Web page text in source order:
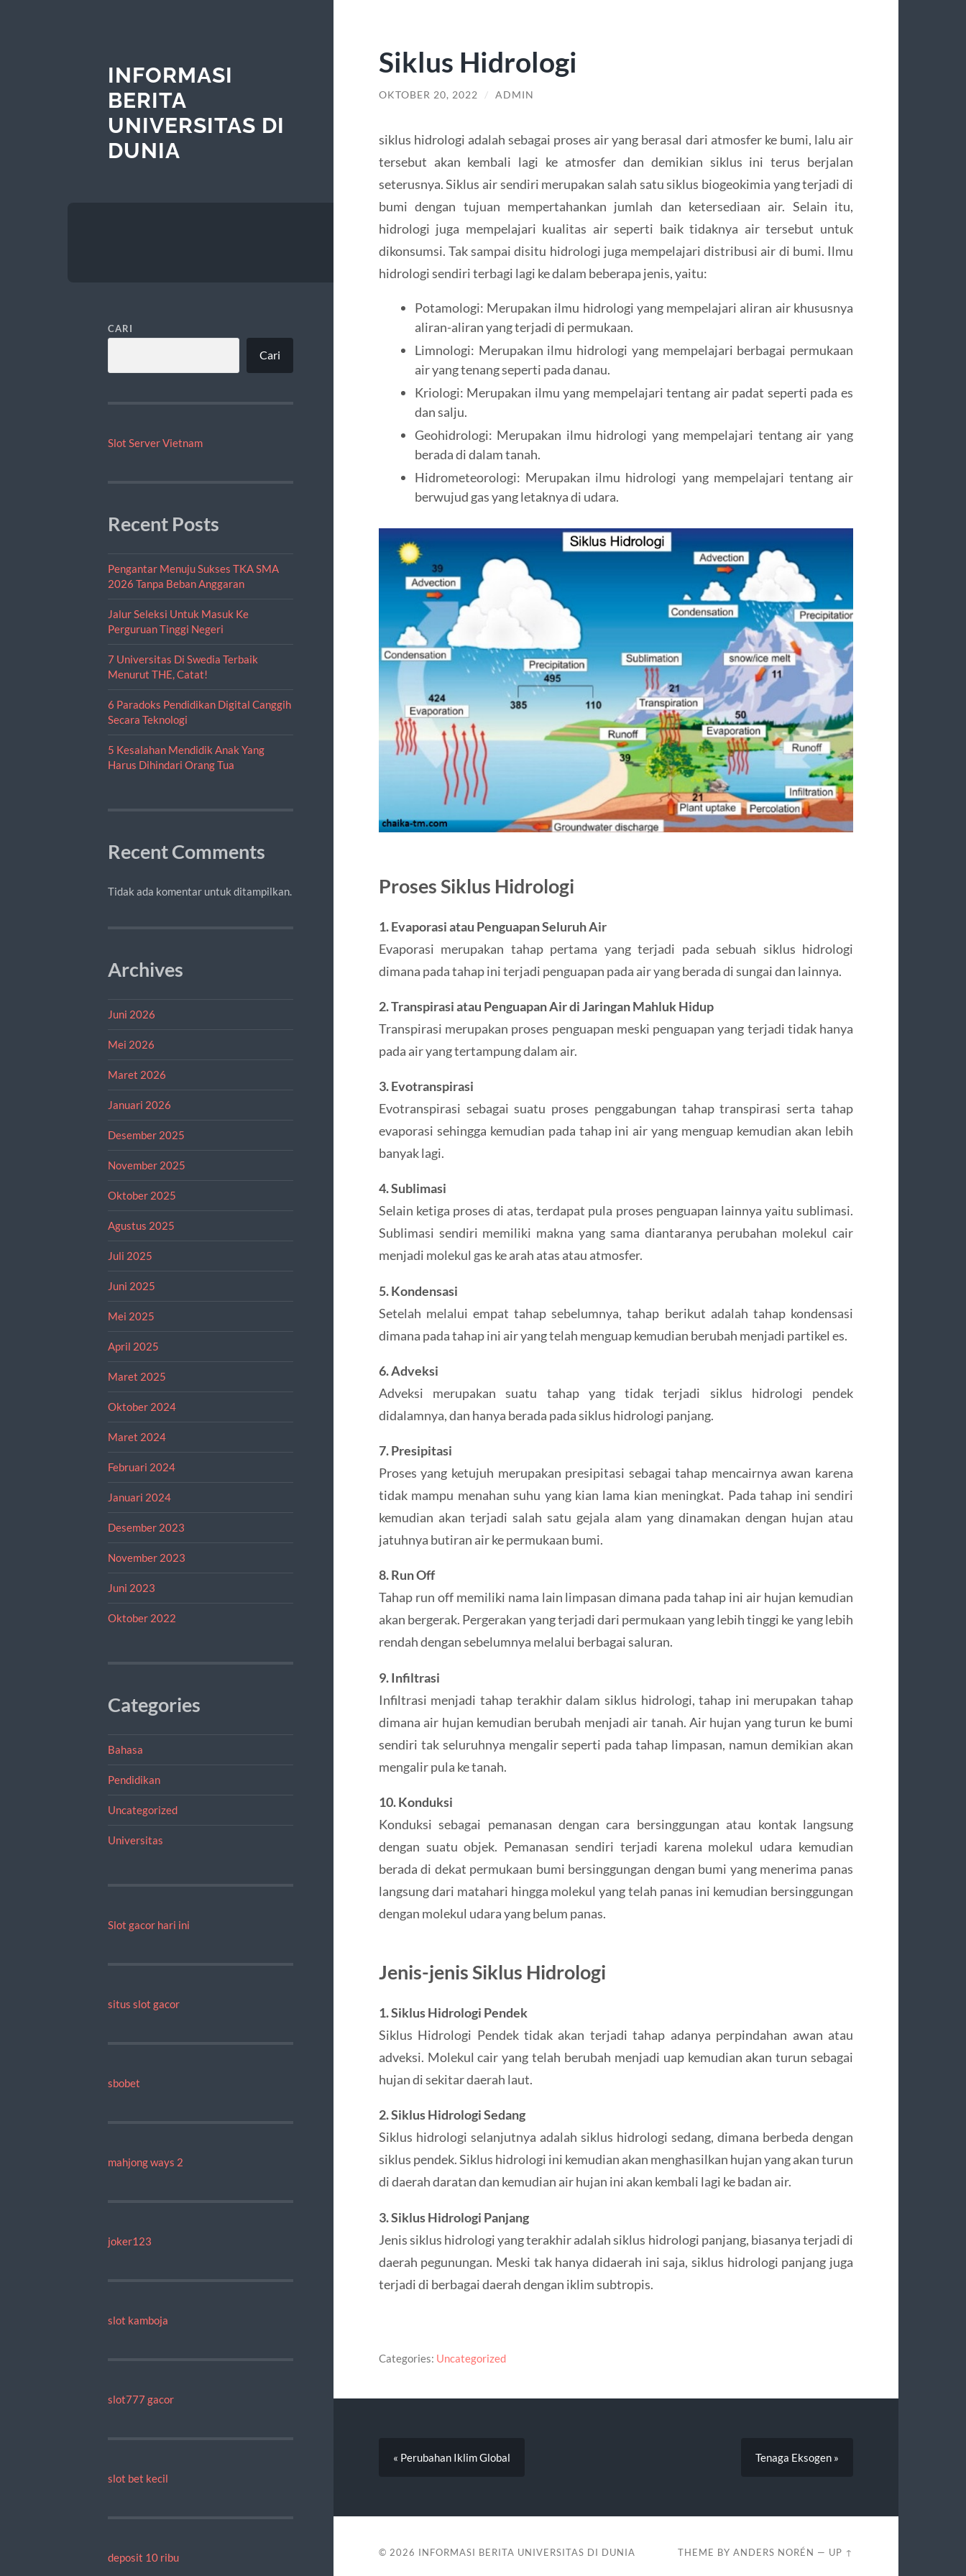
INFORMASI
BERITA
UNIVERSITAS DI
DUNIA
CARI
Cari
Slot Server Vietnam
Recent Posts
Pengantar Menuju Sukses TKA SMA
2026 Tanpa Beban Anggaran
Jalur Seleksi Untuk Masuk Ke
Perguruan Tinggi Negeri
7 Universitas Di Swedia Terbaik
Menurut THE, Catat!
6 Paradoks Pendidikan Digital Canggih
Secara Teknologi
5 Kesalahan Mendidik Anak Yang
Harus Dihindari Orang Tua
Recent Comments
Tidak ada komentar untuk ditampilkan.
Archives
Juni 2026
Mei 2026
Maret 2026
Januari 2026
Desember 2025
November 2025
Oktober 2025
Agustus 2025
Juli 2025
Juni 2025
Mei 2025
April 2025
Maret 2025
Oktober 2024
Maret 2024
Februari 2024
Januari 2024
Desember 2023
November 2023
Juni 2023
Oktober 2022
Categories
Bahasa
Pendidikan
Uncategorized
Universitas
Slot gacor hari ini
situs slot gacor
sbobet
mahjong ways 2
joker123
slot kamboja
slot777 gacor
slot bet kecil
deposit 10 ribu
Siklus Hidrologi
OKTOBER 20, 2022 / ADMIN
siklus hidrologi adalah sebagai proses air yang berasal dari atmosfer ke bumi, lalu air
tersebut akan kembali lagi ke atmosfer dan demikian siklus ini terus berjalan
seterusnya. Siklus air sendiri merupakan salah satu siklus biogeokimia yang terjadi di
bumi dengan tujuan mempertahankan jumlah dan ketersediaan air. Selain itu,
hidrologi juga mempelajari kualitas air seperti baik tidaknya air tersebut untuk
dikonsumsi. Tak sampai disitu hidrologi juga mempelajari distribusi air di bumi. Ilmu
hidrologi sendiri terbagi lagi ke dalam beberapa jenis, yaitu:
Potamologi: Merupakan ilmu hidrologi yang mempelajari aliran air khususnya
aliran-aliran yang terjadi di permukaan.
Limnologi: Merupakan ilmu hidrologi yang mempelajari berbagai permukaan
air yang tenang seperti pada danau.
Kriologi: Merupakan ilmu yang mempelajari tentang air padat seperti pada es
dan salju.
Geohidrologi: Merupakan ilmu hidrologi yang mempelajari tentang air yang
berada di dalam tanah.
Hidrometeorologi: Merupakan ilmu hidrologi yang mempelajari tentang air
berwujud gas yang letaknya di udara.
Proses Siklus Hidrologi
1. Evaporasi atau Penguapan Seluruh Air
Evaporasi merupakan tahap pertama yang terjadi pada sebuah siklus hidrologi
dimana pada tahap ini terjadi penguapan pada air yang berada di sungai dan lainnya.
2. Transpirasi atau Penguapan Air di Jaringan Mahluk Hidup
Transpirasi merupakan proses penguapan meski penguapan yang terjadi tidak hanya
pada air yang tertampung dalam air.
3. Evotranspirasi
Evotranspirasi sebagai suatu proses penggabungan tahap transpirasi serta tahap
evaporasi sehingga kemudian pada tahap ini air yang menguap kemudian akan lebih
banyak lagi.
4. Sublimasi
Selain ketiga proses di atas, terdapat pula proses penguapan lainnya yaitu sublimasi.
Sublimasi sendiri memiliki makna yang sama diantaranya perubahan molekul cair
menjadi molekul gas ke arah atas atau atmosfer.
5. Kondensasi
Setelah melalui empat tahap sebelumnya, tahap berikut adalah tahap kondensasi
dimana pada tahap ini air yang telah menguap kemudian berubah menjadi partikel es.
6. Adveksi
Adveksi merupakan suatu tahap yang tidak terjadi siklus hidrologi pendek
didalamnya, dan hanya berada pada siklus hidrologi panjang.
7. Presipitasi
Proses yang ketujuh merupakan presipitasi sebagai tahap mencairnya awan karena
tidak mampu menahan suhu yang kian lama kian meningkat. Pada tahap ini sendiri
kemudian akan terjadi salah satu gejala alam yang dinamakan dengan hujan atau
jatuhnya butiran air ke permukaan bumi.
8. Run Off
Tahap run off memiliki nama lain limpasan dimana pada tahap ini air hujan kemudian
akan bergerak. Pergerakan yang terjadi dari permukaan yang lebih tinggi ke yang lebih
rendah dengan sebelumnya melalui berbagai saluran.
9. Infiltrasi
Infiltrasi menjadi tahap terakhir dalam siklus hidrologi, tahap ini merupakan tahap
dimana air hujan kemudian berubah menjadi air tanah. Air hujan yang turun ke bumi
sendiri tak seluruhnya mengalir seperti pada tahap limpasan, namun demikian akan
mengalir pula ke tanah.
10. Konduksi
Konduksi sebagai pemanasan dengan cara bersinggungan atau kontak langsung
dengan suatu objek. Pemanasan sendiri terjadi karena molekul udara kemudian
berada di dekat permukaan bumi bersinggungan dengan bumi yang menerima panas
langsung dari matahari hingga molekul yang telah panas ini kemudian bersinggungan
dengan molekul udara yang belum panas.
Jenis-jenis Siklus Hidrologi
1. Siklus Hidrologi Pendek
Siklus Hidrologi Pendek tidak akan terjadi tahap adanya perpindahan awan atau
adveksi. Molekul cair yang telah berubah menjadi uap kemudian akan turun sebagai
hujan di sekitar daerah laut.
2. Siklus Hidrologi Sedang
Siklus hidrologi selanjutnya adalah siklus hidrologi sedang, dimana berbeda dengan
siklus pendek. Siklus hidrologi ini kemudian akan menghasilkan hujan yang akan turun
di daerah daratan dan kemudian air hujan ini akan kembali lagi ke badan air.
3. Siklus Hidrologi Panjang
Jenis siklus hidrologi yang terakhir adalah siklus hidrologi panjang, biasanya terjadi di
daerah pegunungan. Meski tak hanya didaerah ini saja, siklus hidrologi panjang juga
terjadi di berbagai daerah dengan iklim subtropis.
Categories: Uncategorized
« Perubahan Iklim Global Tenaga Eksogen »
© 2026 INFORMASI BERITA UNIVERSITAS DI DUNIA THEME BYANDERS NORÉN — UP ↑